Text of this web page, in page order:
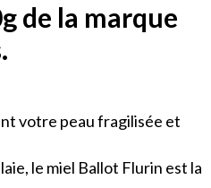
de la marque
votre peau fragilisée et
le miel Ballot Flurin est la